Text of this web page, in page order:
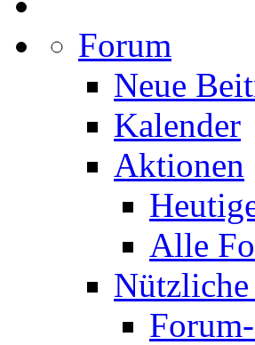
Forum
Neue
Kalender
Aktionen
Alle